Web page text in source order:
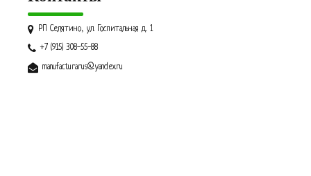
РП Селятино, ул. Госпитальная д. 1
+7 (915) 308-55-88
manufacturarus@yandex.ru